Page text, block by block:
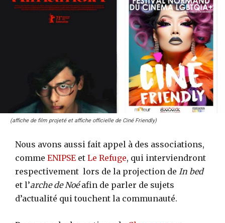
(affiche de film projeté et affiche officielle de Ciné Friendly)
Nous avons aussi fait appel à des associations,
comme ENIPSE et Le Refuge, qui interviendront
respectivement lors de la projection de In bed
et l’arche de Noéafin de parler de sujets
d’actualité qui touchent la communauté.